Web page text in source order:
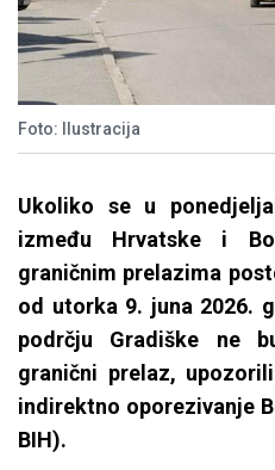
Foto: Ilustracija
Ukoliko se u
između Hrvatske i
graničnim prelazima
od utorka 9. juna 2026.
podrčju Gradiške ne
granični prelaz,
indirektno oporezivanje
BIH).